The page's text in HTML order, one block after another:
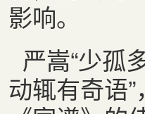
影响。
严嵩“少孤
动辄有奇语